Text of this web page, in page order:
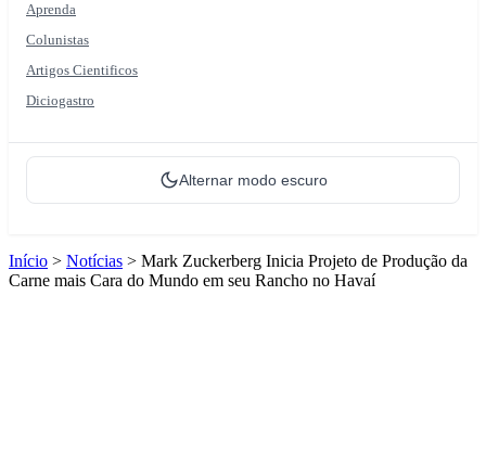
Aprenda
Colunistas
Artigos Cientificos
Diciogastro
Alternar modo escuro
Início > Notícias > Mark Zuckerberg Inicia Projeto de Produção da
Carne mais Cara do Mundo em seu Rancho no Havaí